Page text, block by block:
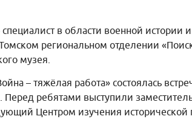
в области военной истории
региональном отделении
музея.
– тяжёлая работа» состоялась
ребятами выступили
Центром изучения исторической